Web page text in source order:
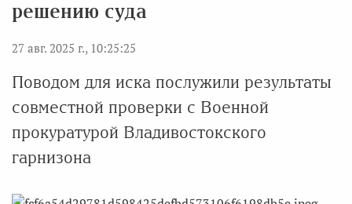
решению суда
27 авг. 2025 г., 10:25:25
Поводом для иска послужили результаты
совместной проверки с Военной
прокуратурой Владивостокского
гарнизона